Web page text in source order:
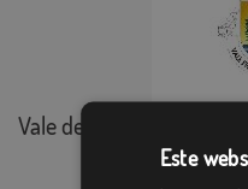
Vale de Figueira (...
Este